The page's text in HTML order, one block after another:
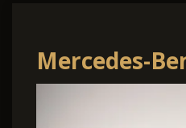
Mercedes-
CDI